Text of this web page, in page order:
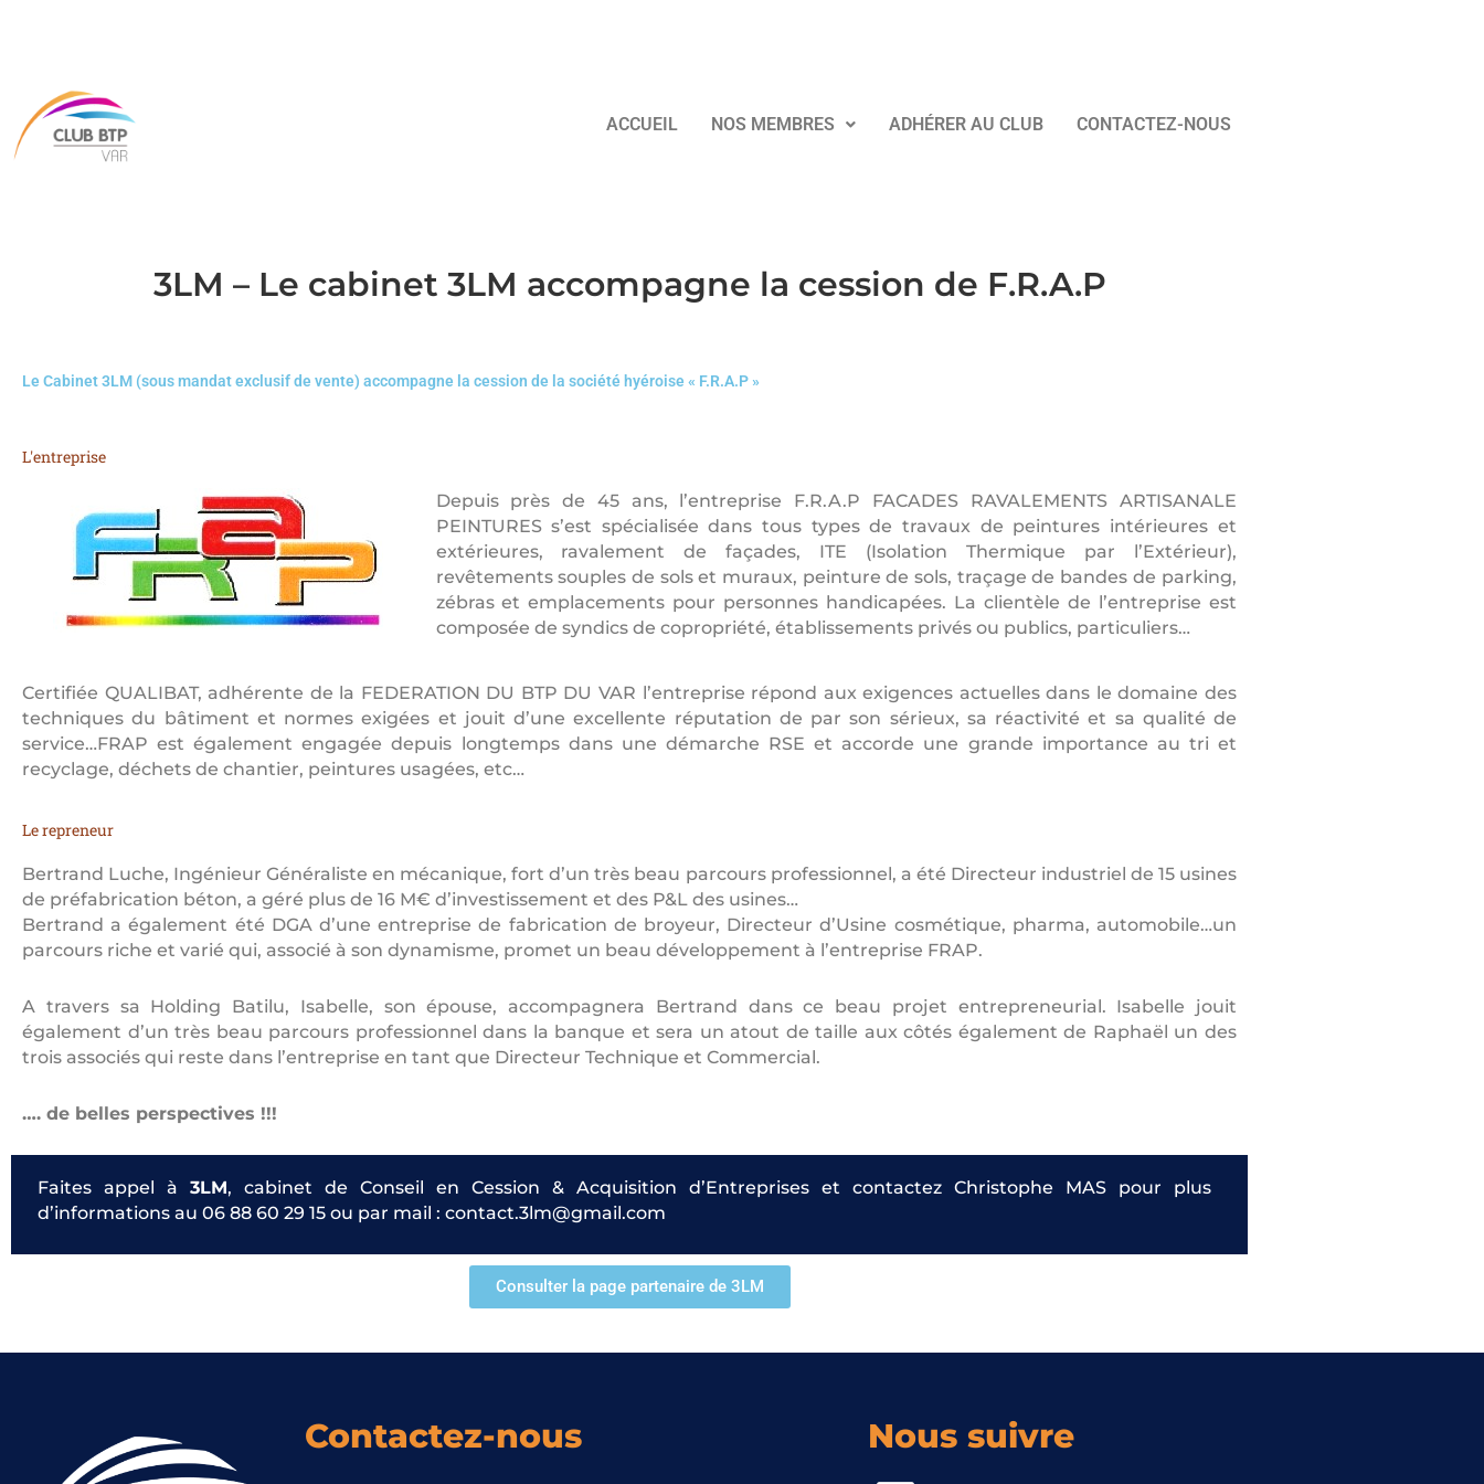
ACCUEIL NOS MEMBRES ADHÉRER AU CLUB CONTACTEZ-NOUS
3LM – Le cabinet 3LM accompagne la cession de F.R.A.P
Le Cabinet 3LM (sous mandat exclusif de vente) accompagne la cession de la société hyéroise « F.R.A.P »
L'entreprise
Depuis près de 45 ans, l’entreprise F.R.A.P FACADES RAVALEMENTS ARTISANALE
PEINTURES s’est spécialisée dans tous types de travaux de peintures intérieures et
extérieures, ravalement de façades, ITE (Isolation Thermique par l’Extérieur),
revêtements souples de sols et muraux, peinture de sols, traçage de bandes de parking,
zébras et emplacements pour personnes handicapées. La clientèle de l’entreprise est
composée de syndics de copropriété, établissements privés ou publics, particuliers…
Certifiée QUALIBAT, adhérente de la FEDERATION DU BTP DU VAR l’entreprise répond aux exigences actuelles dans le domaine des
techniques du bâtiment et normes exigées et jouit d’une excellente réputation de par son sérieux, sa réactivité et sa qualité de
service…FRAP est également engagée depuis longtemps dans une démarche RSE et accorde une grande importance au tri et
recyclage, déchets de chantier, peintures usagées, etc…
Le repreneur
Bertrand Luche, Ingénieur Généraliste en mécanique, fort d’un très beau parcours professionnel, a été Directeur industriel de 15 usines
de préfabrication béton, a géré plus de 16 M€ d’investissement et des P&L des usines…
Bertrand a également été DGA d’une entreprise de fabrication de broyeur, Directeur d’Usine cosmétique, pharma, automobile…un
parcours riche et varié qui, associé à son dynamisme, promet un beau développement à l’entreprise FRAP.
A travers sa Holding Batilu, Isabelle, son épouse, accompagnera Bertrand dans ce beau projet entrepreneurial. Isabelle jouit
également d’un très beau parcours professionnel dans la banque et sera un atout de taille aux côtés également de Raphaël un des
trois associés qui reste dans l’entreprise en tant que Directeur Technique et Commercial.
…. de belles perspectives !!!
Faites appel à 3LM, cabinet de Conseil en Cession & Acquisition d’Entreprises et contactez Christophe MAS pour plus
d’informations au 06 88 60 29 15 ou par mail : contact.3lm@gmail.com
Consulter la page partenaire de 3LM
Contactez-nous Nous suivre